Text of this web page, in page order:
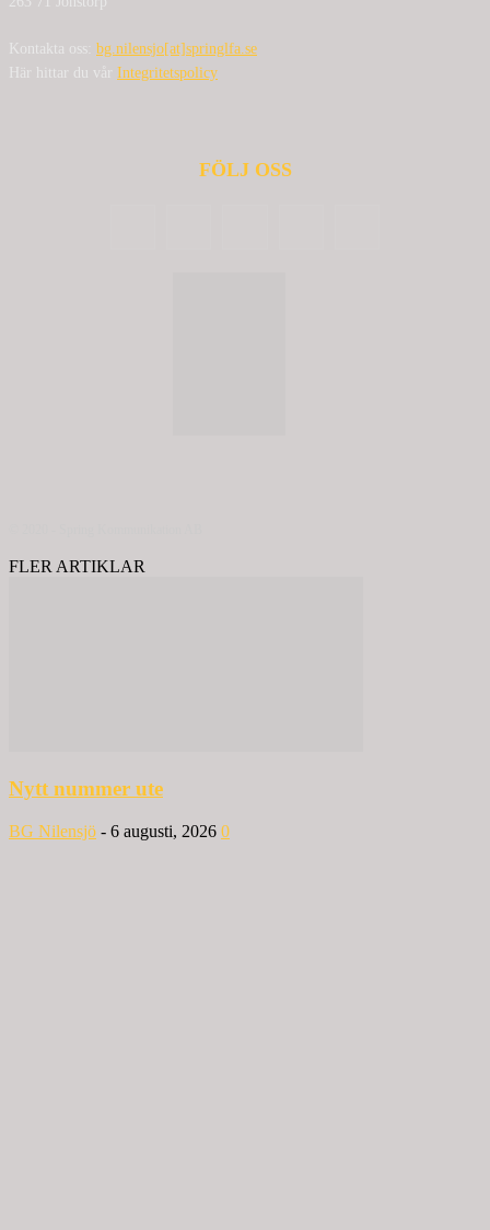
Kontakta oss: bg.nilensjo[at]springlfa.se
Här hittar du vår Integritetspolicy
FÖLJ OSS
FLER ARTIKLAR
Nytt nummer ute
BG Nilensjö - 6 augusti, 2026 0